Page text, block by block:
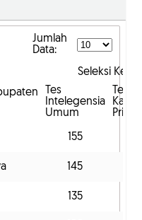
Jumlah
Data:
Seleksi
Tes
Intelegensia
Umum
Tes
155
145
135